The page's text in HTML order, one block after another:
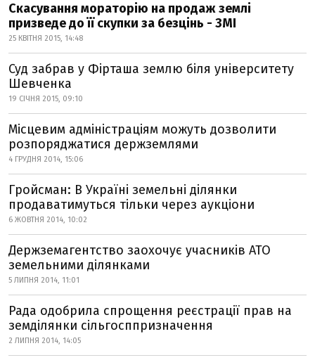
Скасування мораторію на продаж землі
призведе до її скупки за безцінь - ЗМІ
25 КВІТНЯ 2015, 14:48
Суд забрав у Фірташа землю біля університету
Шевченка
19 СІЧНЯ 2015, 09:10
Місцевим адміністраціям можуть дозволити
розпоряджатися держземлями
4 ГРУДНЯ 2014, 15:06
Гройсман: В Україні земельні ділянки
продаватимуться тільки через аукціони
6 ЖОВТНЯ 2014, 10:02
Держземагентство заохочує учасників АТО
земельними ділянками
5 ЛИПНЯ 2014, 11:01
Рада одобрила спрощення реєстрації прав на
земділянки сільгосппризначення
2 ЛИПНЯ 2014, 14:05